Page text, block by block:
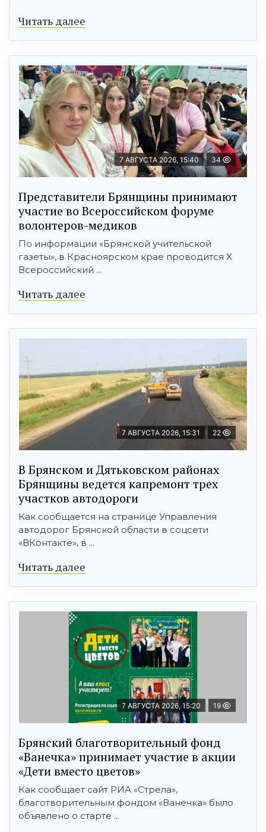
Читать далее
7 АВГУСТА 2026, 15:40 34
Представители Брянщины принимают
участие во Всероссийском форуме
волонтеров-медиков
По информации «Брянской учительской
газеты», в Красноярском крае проводится X
Всероссийский ...
Читать далее
7 АВГУСТА 2026, 15:31 22
В Брянском и Дятьковском районах
Брянщины ведется капремонт трех
участков автодороги
Как сообщается на странице Управления
автодорог Брянской области в соцсети
«ВКонтакте», в ...
Читать далее
7 АВГУСТА 2026, 15:20 19
Брянский благотворительный фонд
«Ванечка» принимает участие в акции
«Дети вместо цветов»
Как сообщает сайт РИА «Стрела»,
благотворительным фондом «Ванечка» было
объявлено о старте ...